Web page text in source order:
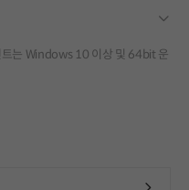
는 Windows 10 이상 및 64bit 운